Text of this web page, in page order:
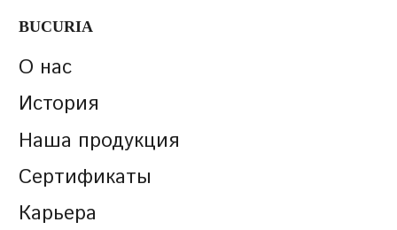
BUCURIA
О нас
История
Наша продукция
Сертификаты
Карьера